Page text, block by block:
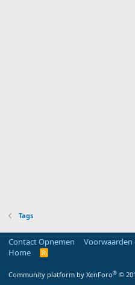
Tags
Contact Opnemen Voorwaarden
Home
R
Community platform by XenForo® ©